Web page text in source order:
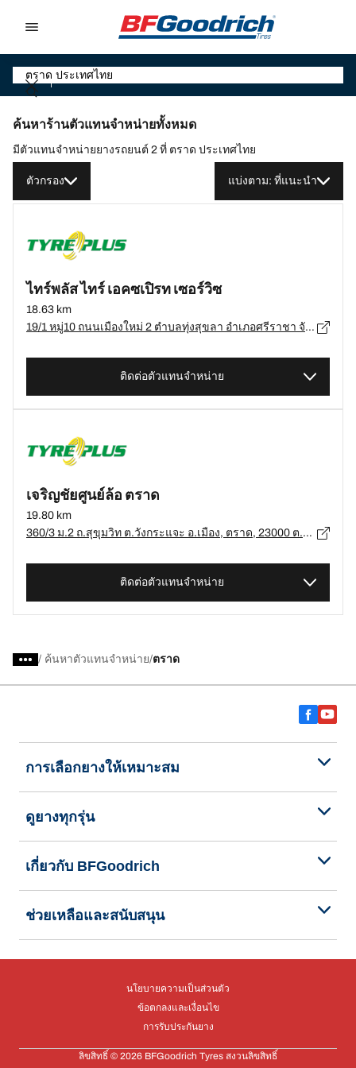
ค้นหาร้านตัวแทนจำหน่ายทั้งหมด
มีตัวแทนจำหน่ายยางรถยนต์ 2 ที่ ตราด ประเทศไทย
ตัวกรอง แบ่งตาม: ที่แนะนำ
ไทร์พลัส ไทร์ เอคซเปิรท เซอร์วิซ
18.63 km
19/1 หมู่10 ถนนเมืองใหม่ 2 ตำบลทุ่งสุขลา อำเภอศรีราชา จังหวัดชลบุรี 20230, ชลบุรี - 20230
ติดต่อตัวแทนจำหน่าย
เจริญชัยศูนย์ล้อ ตราด
19.80 km
360/3 ม.2 ถ.สุขุมวิท ต.วังกระแจะ อ.เมือง, ตราด, 23000 ต.วังกระแจะ, อ.เมือง, ตราด - 23000
ติดต่อตัวแทนจำหน่าย
/ ค้นหาตัวแทนจำหน่าย ตราด
การเลือกยางให้เหมาะสม
ดูยางทุกรุ่น
เกี่ยวกับ BFGoodrich
ช่วยเหลือและสนับสนุน
นโยบายความเป็นส่วนตัว
ข้อตกลงและเงื่อนไข
การรับประกันยาง
ลิขสิทธิ์ © 2026 BFGoodrich Tyres สงวนลิขสิทธิ์